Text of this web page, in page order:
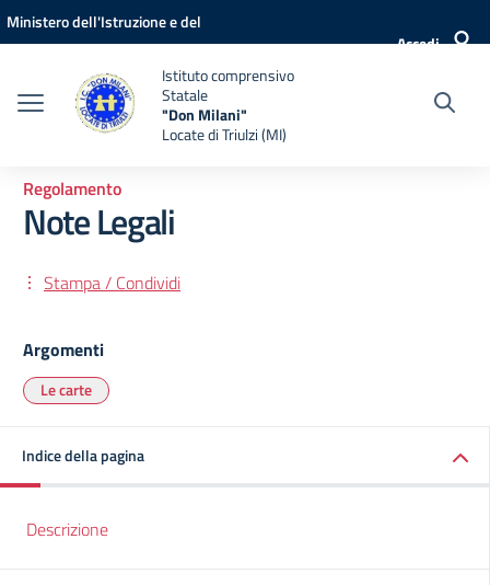
Vai ai contenuti
Vai al menu di navigazione
Vai al footer
Ministero dell'Istruzione e del
Accedi
Istituto comprensivo
Statale
"Don Milani"
Locate di Triulzi (MI)
Regolamento
Note Legali
Stampa / Condividi
Argomenti
Le carte
Indice della pagina
Descrizione